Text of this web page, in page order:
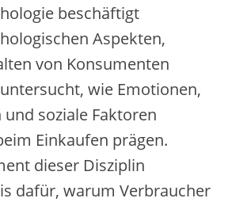
beschäftigt
Aspekten,
v‬on Konsumenten
w‬ie Emotionen,
soziale Faktoren
Einkaufen prägen.
d‬ieser Disziplin
dafür, w‬arum Verbraucher